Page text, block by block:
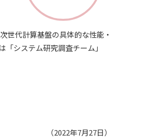
世代計算基盤の具体的な性能・
システム研究調査チーム」
（2022年7月27日）